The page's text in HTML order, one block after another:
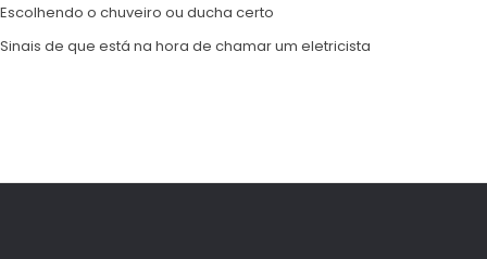
Escolhendo o chuveiro ou ducha certo
Sinais de que está na hora de chamar um eletricista